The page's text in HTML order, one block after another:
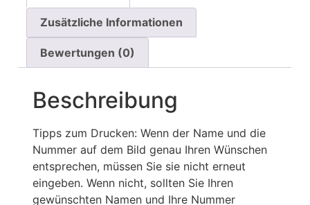
Zusätzliche Informationen
Bewertungen (0)
Beschreibung
Tipps zum Drucken: Wenn der Name und die
Nummer auf dem Bild genau Ihren Wünschen
entsprechen, müssen Sie sie nicht erneut
eingeben. Wenn nicht, sollten Sie Ihren
gewünschten Namen und Ihre Nummer